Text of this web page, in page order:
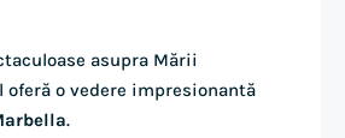
asupra Mării
o vedere impresionantă
.